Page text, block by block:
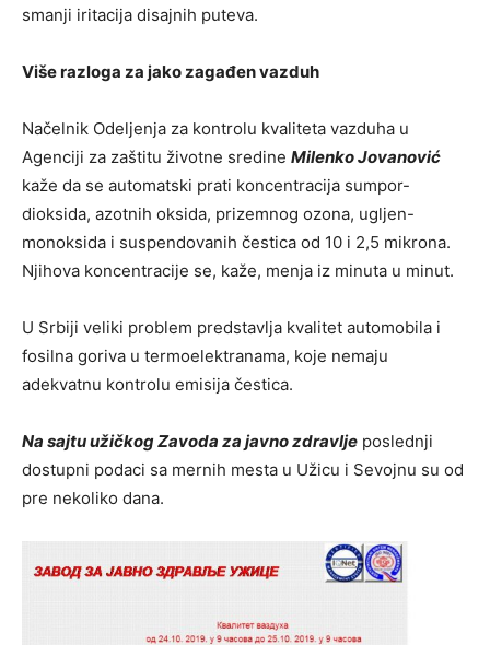
smanji iritacija disajnih puteva.
Više razloga za jako zagađen vazduh
Načelnik Odeljenja za kontrolu kvaliteta vazduha u
Agenciji za zaštitu životne sredine Milenko Jovanović
kaže da se automatski prati koncentracija sumpor-
dioksida, azotnih oksida, prizemnog ozona, ugljen-
monoksida i suspendovanih čestica od 10 i 2,5 mikrona.
Njihova koncentracije se, kaže, menja iz minuta u minut.
U Srbiji veliki problem predstavlja kvalitet automobila i
fosilna goriva u termoelektranama, koje nemaju
adekvatnu kontrolu emisija čestica.
Na sajtu užičkog Zavoda za javno zdravlje poslednji
dostupni podaci sa mernih mesta u Užicu i Sevojnu su od
pre nekoliko dana.